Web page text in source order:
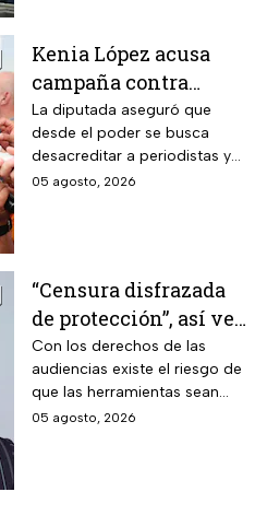
Kenia López acusa
campaña contra
periodistas y lanza
advertencia por la
libertad de expresión
La diputada aseguró que
desde el poder se busca
desacreditar a periodistas y
medios de comunicación.
05 agosto, 2026
“Censura disfrazada
de protección”, así ve
Roberto Ruíz los
cambios a la Ley de
Telecomunicaciones
Con los derechos de las
audiencias existe el riesgo de
que las herramientas sean
utilizadas para presionar o
05 agosto, 2026